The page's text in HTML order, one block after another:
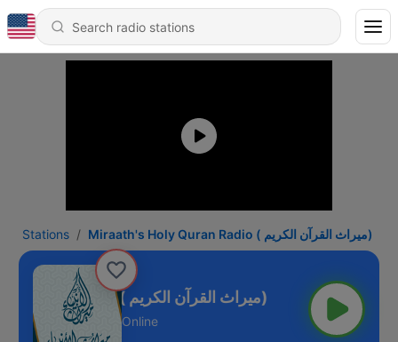
Stations Miraath's Holy Quran Radio ( ميراث القرآن الكريم)
Miraath's Holy Quran Radio ( ميراث القرآن الكريم)
Online